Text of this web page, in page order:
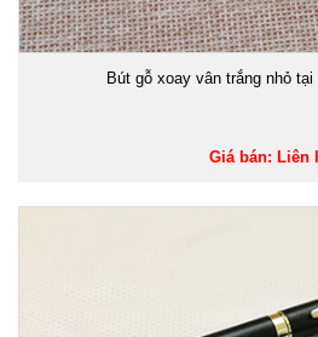
Bút gỗ xoay vân trắng nhỏ tại
Giá bán: Liên